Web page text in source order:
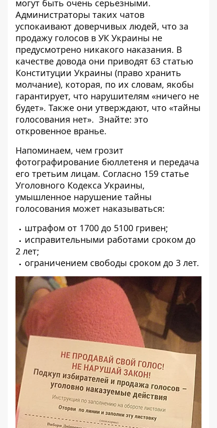
могут быть очень серьезными.
Администраторы таких чатов
успокаивают доверчивых людей, что за
продажу голосов в УК Украины не
предусмотрено никакого наказания. В
качестве довода они приводят 63 статью
Конституции Украины (право хранить
молчание), которая, по их словам, якобы
гарантирует, что нарушителям «ничего не
будет». Также они утверждают, что «тайны
голосования нет». Знайте: это
откровенное вранье.
Напоминаем, чем грозит
фотографирование бюллетеня и передача
его третьим лицам. Согласно 159 статье
Уголовного Кодекса Украины,
умышленное нарушение тайны
голосования может наказываться:
штрафом от 1700 до 5100 гривен;
исправительными работами сроком до
2 лет;
ограничением свободы сроком до 3 лет.